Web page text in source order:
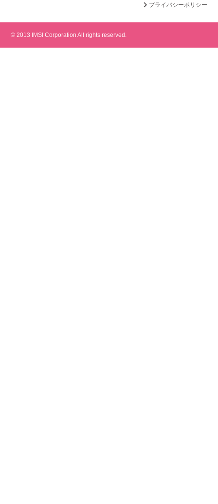
プライバシーポリシー
© 2013 IMSI Corporation All rights reserved.